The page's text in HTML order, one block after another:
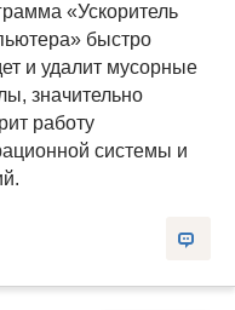
«Ускоритель
быстро
и удалит мусорные
значительно
работу
системы и